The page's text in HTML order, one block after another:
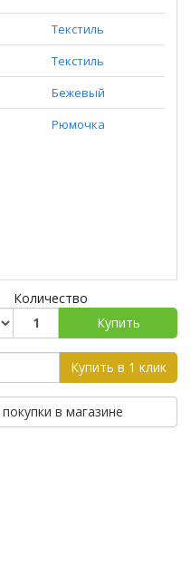
Текстиль
Текстиль
Бежевый
Рюмочка
Количество
Купить
Купить в 1 клик
в магазине